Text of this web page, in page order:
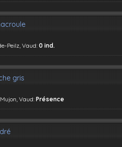
Peilz, Vaud:0 ind.
gris
Vaud: Présence